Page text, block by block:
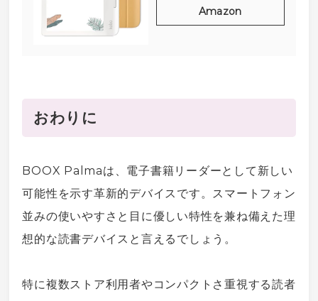
ダー / 32 GB/防水 /
IPX8 / Wi-Fi/タッチスク
Amazon
おわりに
BOOX Palmaは、 電子書籍リーダーとして新しい
可能性を示す革新的デバイス です。 スマートフォン
並みの使いやすさと目に優しい特性を兼ね備えた理
想的な読書デバイス と言えるでしょう。
特に複数ストア利用者やコンパクトさ重視する読者